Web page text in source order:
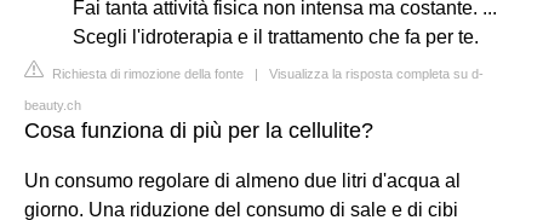
Fai tanta attività fisica non intensa ma costante. ...
Scegli l'idroterapia e il trattamento che fa per te.
Richiesta di rimozione della fonte | Visualizza la risposta completa su d-
beauty.ch
Cosa funziona di più per la cellulite?
Un consumo regolare di almeno due litri d'acqua al
giorno. Una riduzione del consumo di sale e di cibi